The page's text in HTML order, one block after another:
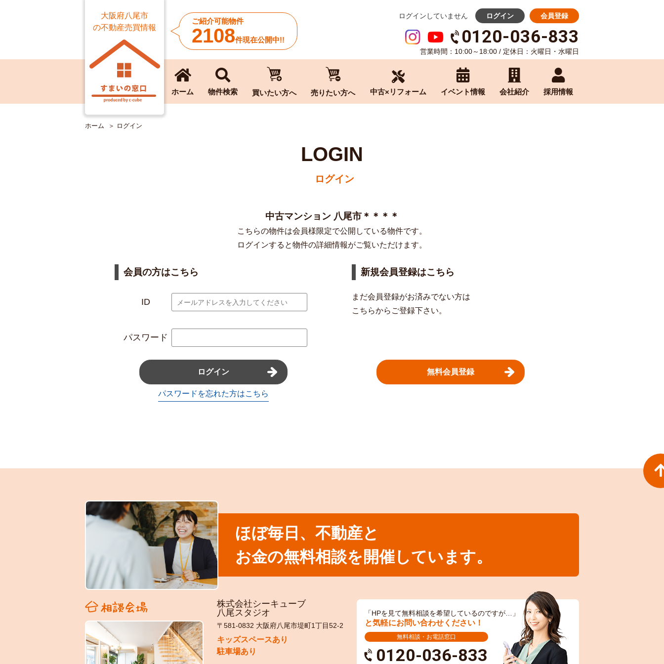
大阪府八尾市
の不動産売買情報
ご紹介可能物件
2108件現在公開中!!
ログインしていません ログイン 会員登録
0120-036-833
営業時間：10:00～18:00 / 定休日：火曜日・水曜日
ホーム 物件検索 買いたい方へ 売りたい方へ 中古×リフォーム イベント情報 会社紹介 採用情報
ホーム ログイン
LOGIN
ログイン
中古マンション 八尾市＊＊＊＊
こちらの物件は会員様限定で公開している物件です。
ログインすると物件の詳細情報がご覧いただけます。
会員の方はこちら
ID
パスワード
ログイン
パスワードを忘れた方はこちら
新規会員登録はこちら
まだ会員登録がお済みでない方は
こちらからご登録下さい。
無料会員登録
ほぼ毎日、不動産と
お金の無料相談を開催しています。
株式会社シーキューブ
八尾スタジオ
〒581-0832 大阪府八尾市堤町1丁目52-2
キッズスペースあり
駐車場あり
「HPを見て無料相談を希望しているのですが…」
と気軽にお問い合わせください！
無料相談・お電話窓口
0120-036-833